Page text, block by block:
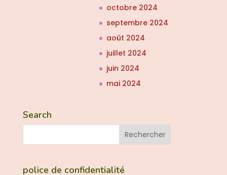
octobre 2024
septembre 2024
août 2024
juillet 2024
juin 2024
mai 2024
Search
police de confidentialité